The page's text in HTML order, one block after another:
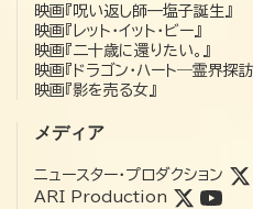
映画『呪い返し師—塩子誕生』
映画『レット・イット・ビー』
映画『二十歳に還りたい。』
映画『ドラゴン・ハート―霊界探
映画『影を売る女』
メディア
ニュースター・プロダクション
ARI Production